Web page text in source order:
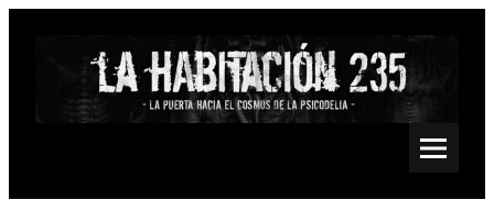
Saltar
Psychedelic, Stoner, Doom, Sludge, Fuzz, Space, Drone